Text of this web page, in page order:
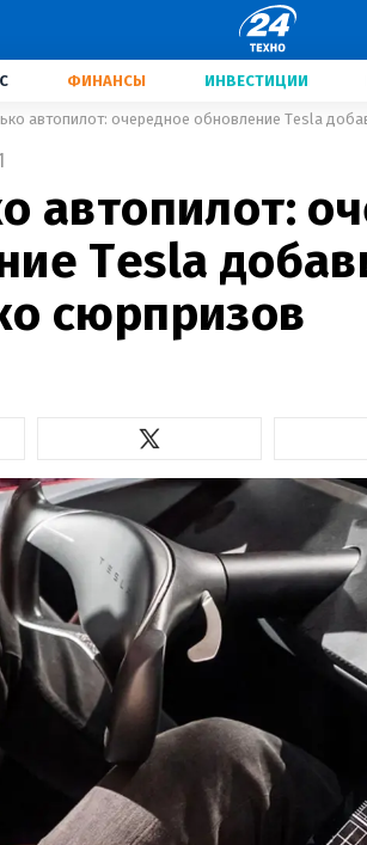
ФИНАНСЫ ИНВЕСТИЦИИ
автопилот: очередное обновление Tesla
автопилот:
Tesla
сюрпризов